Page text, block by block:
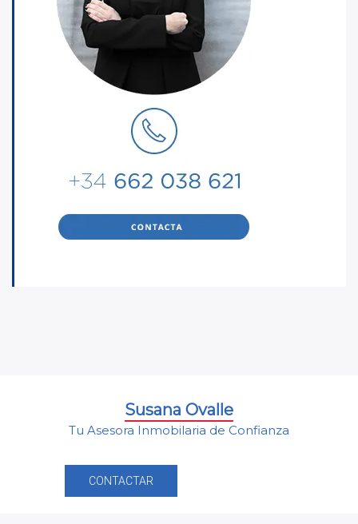
Susana Ovalle
Tu Asesora Inmobilaria de Confianza
CONTACTAR